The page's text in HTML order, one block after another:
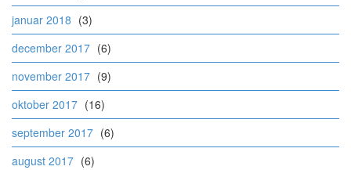
januar 2018 (3)
december 2017 (6)
november 2017 (9)
oktober 2017 (16)
september 2017 (6)
august 2017 (6)